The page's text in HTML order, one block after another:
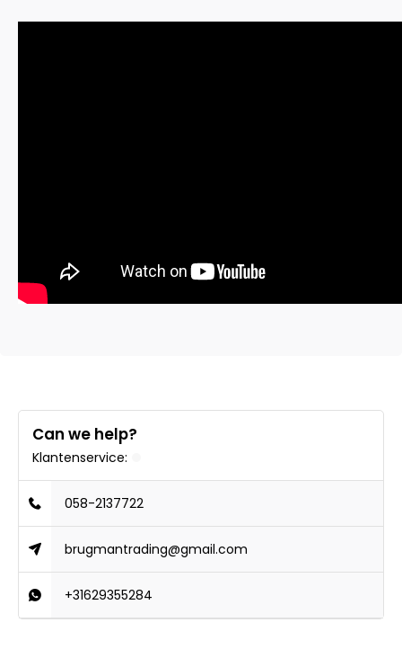
Can we help?
Klantenservice:
058-2137722
brugmantrading@gmail.com
+31629355284